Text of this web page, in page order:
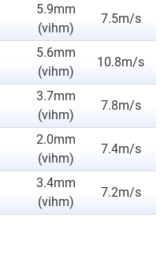
5.9mm
(vihm)
7.5m/s
5.6mm
(vihm)
10.8m/s
3.7mm
(vihm)
7.8m/s
2.0mm
(vihm)
7.4m/s
3.4mm
(vihm)
7.2m/s